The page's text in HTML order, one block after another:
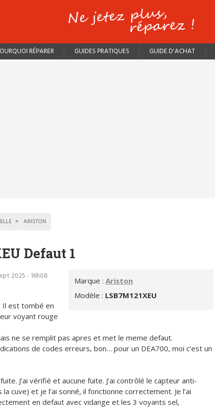
RÉPARER GUIDES PRATIQUES GUIDE D'ACHAT
ARISTON
Defaut 1
Marque :Ariston
Modèle : LSB7M121XEU
2025 - 16h08
Il est tombé en
voyant rouge
ne se remplit pas apres et met le meme defaut.
de codes erreurs, bon… pour un DEA700, moi c’est un
J’ai vérifié et aucune fuite. J’ai contrôlé le capteur anti-
cuve) et je l’ai sonné, il fonctionne correctement. Je l’ai
en defaut avec vidange et les 3 voyants sel,